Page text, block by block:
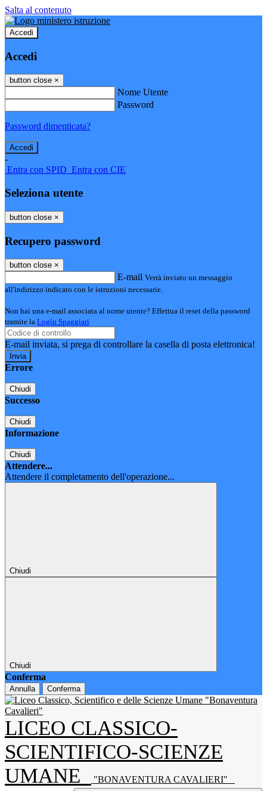
Salta al contenuto
Accedi
Accedi
button close ×
Nome Utente
Password
Password dimenticata?
-
Entra con SPID Entra con CIE
Seleziona utente
button close ×
Recupero password
button close ×
E-mail Verrà inviato un messaggio
all'indirizzo indicato con le istruzioni necessarie.
Non hai una e-mail associata al nome utente? Effettua il reset della password
tramite la Login Spaggiari
E-mail inviata, si prega di controllare la casella di posta elettronica!
Errore
Chiudi
Successo
Chiudi
Informazione
Chiudi
Attendere...
Attendere il completamento dell'operazione...
Chiudi
Chiudi
Conferma
Annulla Conferma
LICEO CLASSICO-
SCIENTIFICO-SCIENZE
UMANE
"BONAVENTURA CAVALIERI"